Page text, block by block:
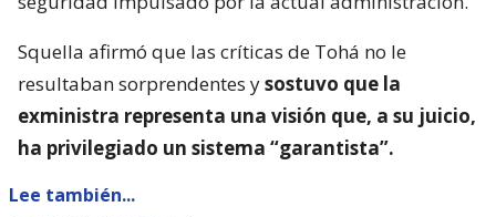
Squella afirmó que las críticas de Tohá no le
resultaban sorprendentes ysostuvo que la
exministra representa una visión que, a su juicio,
ha privilegiado un sistema “garantista”.
Lee también...